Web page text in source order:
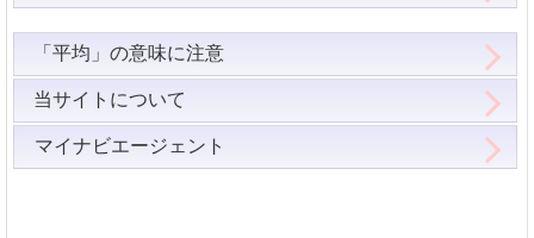
「平均」の意味に注意
当サイトについて
マイナビエージェント